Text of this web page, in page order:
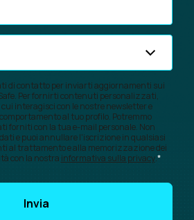
di contatto per inviarti aggiornamenti sui
Per fornirti contenuti personalizzati,
interagisci con le nostre newsletter e
al tuo profilo. Potremmo
forniti con la tua e-mail personale. Non
e puoi annullare l'iscrizione in qualsiasi
al trattamento e alla memorizzazione dei
con la nostra informativa sulla privacy.*